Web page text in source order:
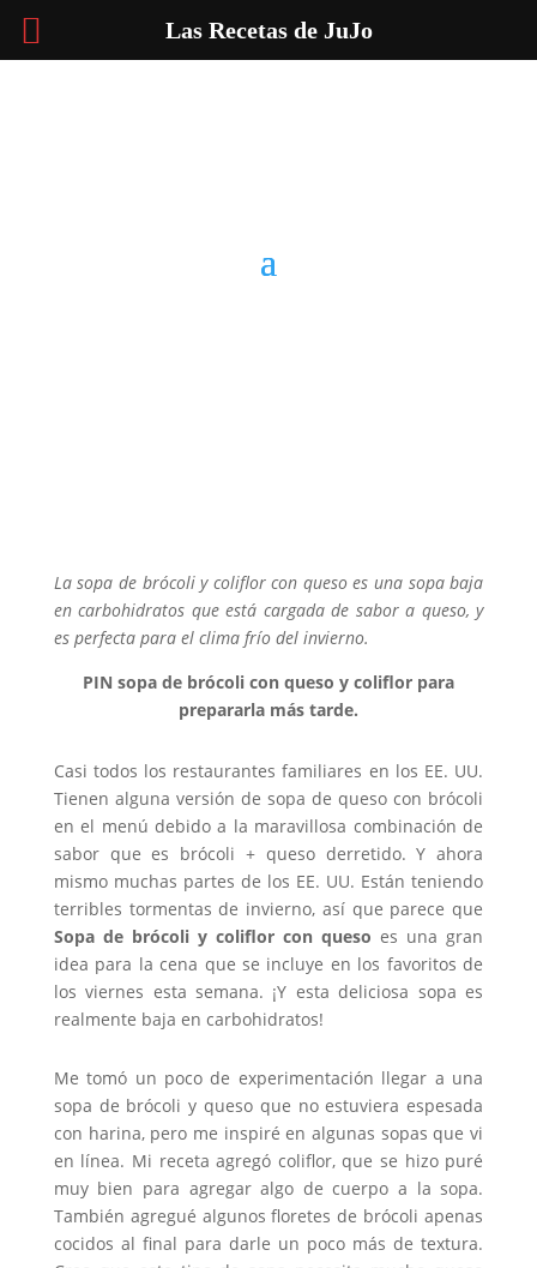
La sopa de brócoli y coliflor con queso es una sopa baja
en carbohidratos que está cargada de sabor a queso, y
es perfecta para el clima frío del invierno.
PIN sopa de brócoli con queso y coliflor para
prepararla más tarde.
Casi todos los restaurantes familiares en los EE. UU.
Tienen alguna versión de sopa de queso con brócoli
en el menú debido a la maravillosa combinación de
sabor que es brócoli + queso derretido. Y ahora
mismo muchas partes de los EE. UU. Están teniendo
terribles tormentas de invierno, así que parece que
Sopa de brócoli y coliflor con queso es una gran
idea para la cena que se incluye en los favoritos de
los viernes esta semana. ¡Y esta deliciosa sopa es
realmente baja en carbohidratos!
Me tomó un poco de experimentación llegar a una
sopa de brócoli y queso que no estuviera espesada
con harina, pero me inspiré en algunas sopas que vi
en línea. Mi receta agregó coliflor, que se hizo puré
muy bien para agregar algo de cuerpo a la sopa.
También agregué algunos floretes de brócoli apenas
cocidos al final para darle un poco más de textura.
Las Recetas de JuJo